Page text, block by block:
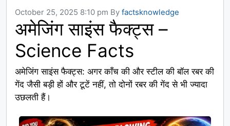
October 25, 2025 8:10 pm By factsknowledge
अमेजिंग साइंस फैक्ट्स –
Science Facts
अमेजिंग साइंस फैक्ट्स: अगर काँच की और स्टील की बॉल रबर की
गेंद जैसी बड़ी हों और टूटें नहीं, तो दोनों रबर की गेंद से भी ज्यादा
उछलती हैं।